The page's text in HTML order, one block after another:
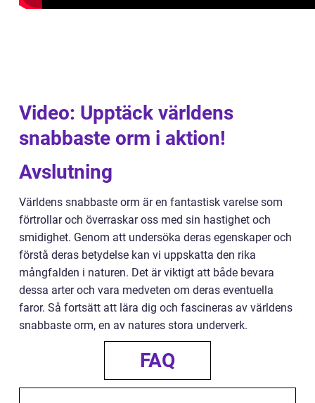
Video: Upptäck världens
snabbaste orm i aktion!
Avslutning
Världens snabbaste orm är en fantastisk varelse som
förtrollar och överraskar oss med sin hastighet och
smidighet. Genom att undersöka deras egenskaper och
förstå deras betydelse kan vi uppskatta den rika
mångfalden i naturen. Det är viktigt att både bevara
dessa arter och vara medveten om deras eventuella
faror. Så fortsätt att lära dig och fascineras av världens
snabbaste orm, en av natures stora underverk.
FAQ